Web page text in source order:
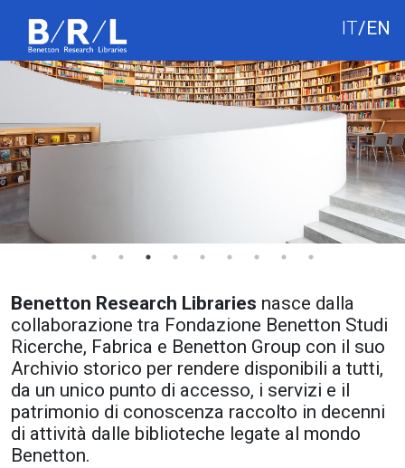
IT/EN
Benetton Research Libraries nasce dalla
collaborazione tra Fondazione Benetton Studi
Ricerche, Fabrica e Benetton Group con il suo
Archivio storico per rendere disponibili a tutti,
da un unico punto di accesso, i servizi e il
patrimonio di conoscenza raccolto in decenni
di attività dalle biblioteche legate al mondo
Benetton.